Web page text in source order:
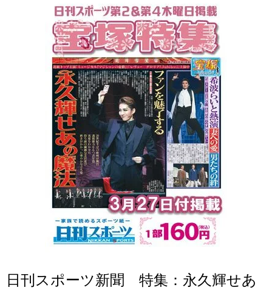
日刊スポーツ新聞 特集：永久輝せあ